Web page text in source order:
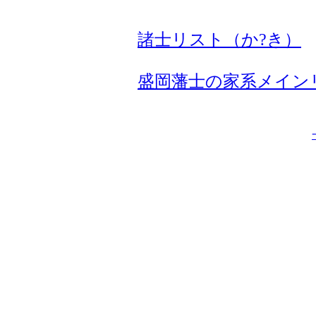
諸士リスト（か?き）
盛岡藩士の家系メイン